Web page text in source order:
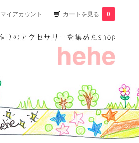
マイアカウント カートを見る 0